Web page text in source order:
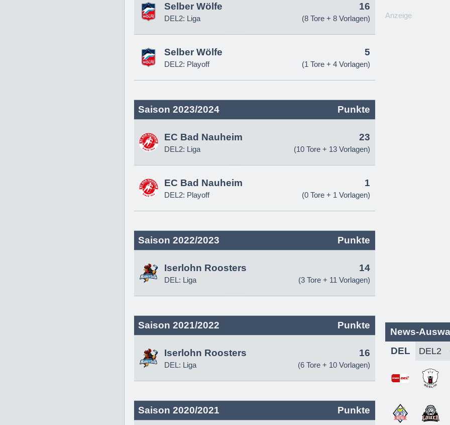
Selber Wölfe
DEL2: Liga
16
(8 Tore + 8 Vorlagen)
Selber Wölfe
DEL2: Playoff
5
(1 Tore + 4 Vorlagen)
Saison 2023/2024 Punkte
EC Bad Nauheim
DEL2: Liga
23
(10 Tore + 13 Vorlagen)
EC Bad Nauheim
DEL2: Playoff
1
(0 Tore + 1 Vorlagen)
Saison 2022/2023 Punkte
Iserlohn Roosters
DEL: Liga
14
(3 Tore + 11 Vorlagen)
Saison 2021/2022 Punkte
Iserlohn Roosters
DEL: Liga
16
(6 Tore + 10 Vorlagen)
Saison 2020/2021 Punkte
Anzeige
News-
DEL